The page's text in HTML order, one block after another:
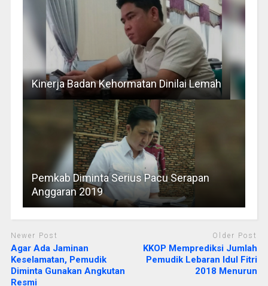
Kinerja Badan Kehormatan Dinilai Lemah
Pemkab Diminta Serius Pacu Serapan
Anggaran 2019
Newer Post
Agar Ada Jaminan
Keselamatan, Pemudik
Diminta Gunakan Angkutan
Resmi
Older Post
KKOP Memprediksi Jumlah
Pemudik Lebaran Idul Fitri
2018 Menurun